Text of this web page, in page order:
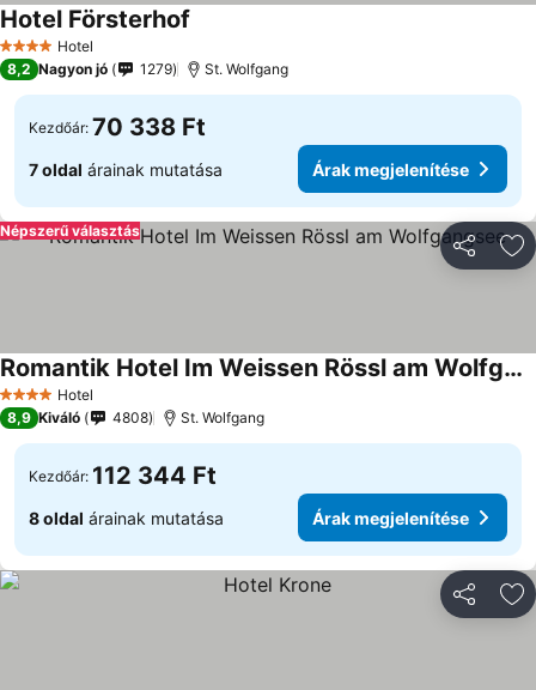
4 KategóriaHotel
Hotel Försterhof
8,2 Nagyon jó 1279 St. Wolfgang
Kezdőár: 70 338 Ft
7 oldal árainak mutatása Árak megjelenítése
Népszerű választás
4 KategóriaHotel
Romantik Hotel Im Weissen Rössl am Wolfgangsee
8,9 Kiváló 4808 St. Wolfgang
Kezdőár: 112 344 Ft
8 oldal árainak mutatása Árak megjelenítése